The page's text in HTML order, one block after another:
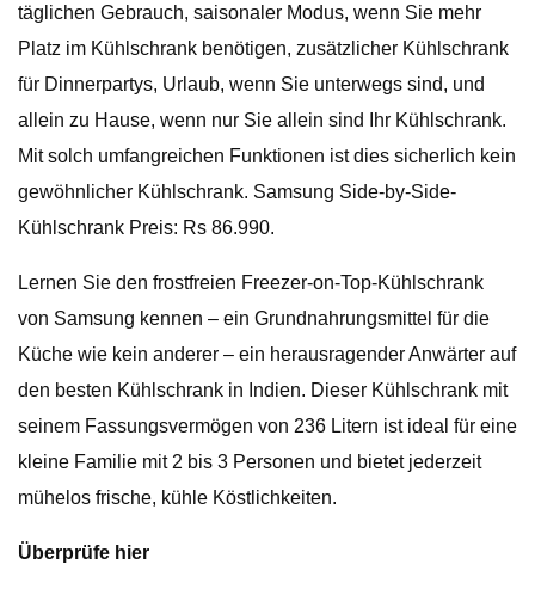
täglichen Gebrauch, saisonaler Modus, wenn Sie mehr
Platz im Kühlschrank benötigen, zusätzlicher Kühlschrank
für Dinnerpartys, Urlaub, wenn Sie unterwegs sind, und
allein zu Hause, wenn nur Sie allein sind Ihr Kühlschrank.
Mit solch umfangreichen Funktionen ist dies sicherlich kein
gewöhnlicher Kühlschrank. Samsung Side-by-Side-
Kühlschrank Preis: Rs 86.990.
Lernen Sie den frostfreien Freezer-on-Top-Kühlschrank
von Samsung kennen – ein Grundnahrungsmittel für die
Küche wie kein anderer – ein herausragender Anwärter auf
den besten Kühlschrank in Indien. Dieser Kühlschrank mit
seinem Fassungsvermögen von 236 Litern ist ideal für eine
kleine Familie mit 2 bis 3 Personen und bietet jederzeit
mühelos frische, kühle Köstlichkeiten.
Überprüfe hier